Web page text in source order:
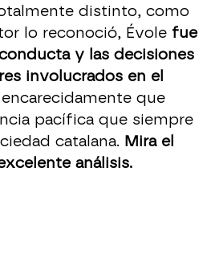
distinto, como
lo reconoció, Évole fue
y las decisiones
involucrados en el
que
pacífica que siempre
catalana. Mira el
análisis.